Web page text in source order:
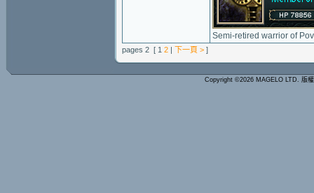
Semi-retired warrior of
pages 2 [ 1 2 | 下一頁 > ]
Copyright ©2026 MAGELO LTD. 版